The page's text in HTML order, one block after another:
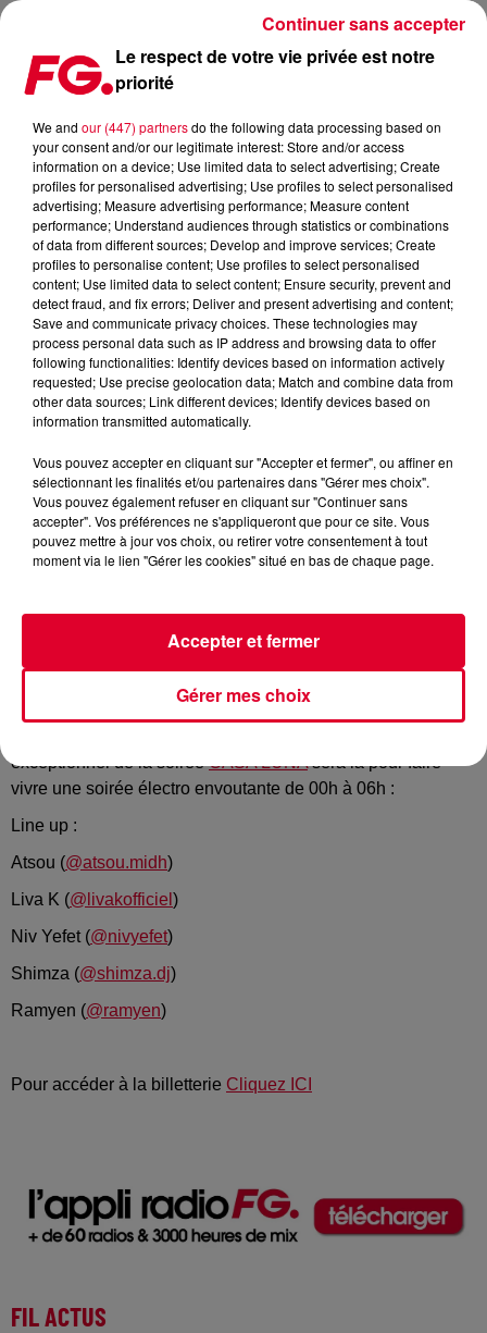
LA SOIRÉE CASA LUNA AU PALAIS DE TOKYO
Publié : 20 mars 2023 à 13h04 par Solène Cordier
Casa Luna
Crédit :
En partenariat avec Radio FG,
CASA LUNAen co production avec
Ramyen & HUMAN Productionau coeur duPalais de
Tokyo le vendredi 31 mars !
exceptionnel de la soiréeCASA LUNAsera là pour faire
vivre une soirée électro envoutante de 00h à 06h :
Line up :
Atsou (@atsou.midh)
Liva K (@livakofficiel )
Niv Yefet (@nivyefet)
Shimza (@shimza.dj)
Ramyen (@ramyen)
Pour accéder à la billetterie Cliquez ICI
FIL ACTUS
Le respect de votre vie privée est notre
priorité
We and our (447) partnersdo the following data processing based on
your consent and/or our legitimate interest: Store and/or access
information on a device; Use limited data to select advertising; Create
profiles for personalised advertising; Use profiles to select personalised
advertising; Measure advertising performance; Measure content
performance; Understand audiences through statistics or combinations
of data from different sources; Develop and improve services; Create
profiles to personalise content; Use profiles to select personalised
content; Use limited data to select content; Ensure security, prevent and
detect fraud, and fix errors; Deliver and present advertising and content;
Save and communicate privacy choices. These technologies may
process personal data such as IP address and browsing data to offer
following functionalities: Identify devices based on information actively
requested; Use precise geolocation data; Match and combine data from
other data sources; Link different devices; Identify devices based on
information transmitted automatically.
Vous pouvez accepter en cliquant sur "Accepter et fermer", ou affiner en
sélectionnant les finalités et/ou partenaires dans "Gérer mes choix".
Vous pouvez également refuser en cliquant sur "Continuer sans
accepter". Vos préférences ne s'appliqueront que pour ce site. Vous
pouvez mettre à jour vos choix, ou retirer votre consentement à tout
moment via le lien "Gérer les cookies" situé en bas de chaque page.
Gérer mes choix
Accepter et fermer
Continuer sans accepter